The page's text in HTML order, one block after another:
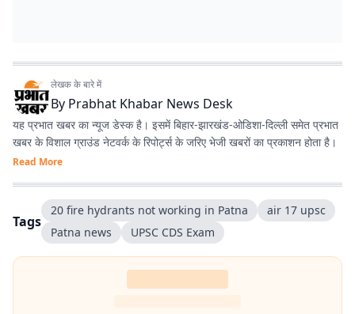
लेखक के बारे में
By Prabhat Khabar News Desk
यह प्रभात खबर का न्यूज डेस्क है। इसमें बिहार-झारखंड-ओडिशा-दिल्‍ली समेत प्रभात
खबर के विशाल ग्राउंड नेटवर्क के रिपोर्ट्स के जरिए भेजी खबरों का प्रकाशन होता है।
Read More
Tags
20 fire hydrants not working in Patna
air 17 upsc
Patna news
UPSC CDS Exam